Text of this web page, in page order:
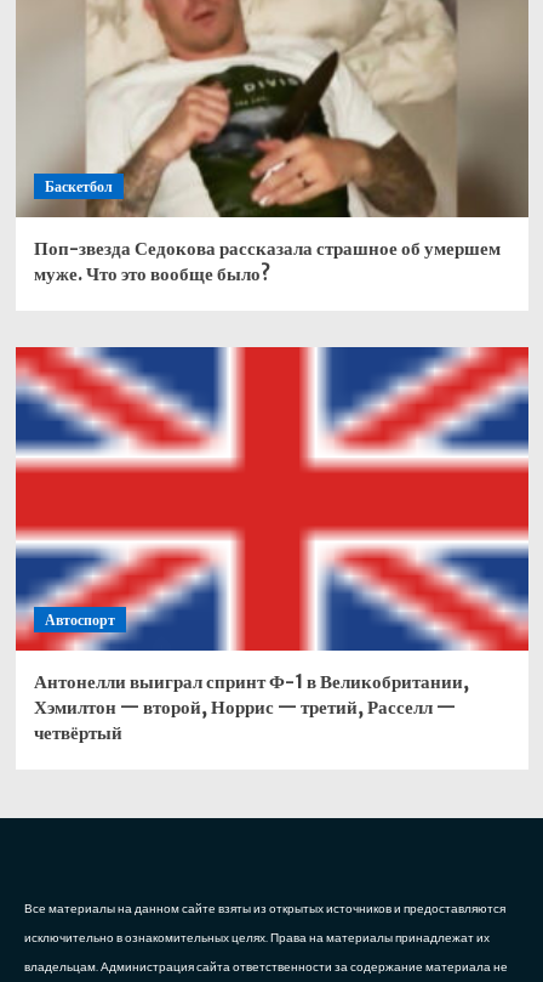
Баскетбол
Поп-звезда Седокова рассказала страшное об умершем
муже. Что это вообще было?
Автоспорт
Антонелли выиграл спринт Ф-1 в Великобритании,
Хэмилтон — второй, Норрис — третий, Расселл —
четвёртый
Все материалы на данном сайте взяты из открытых источников и предоставляются
исключительно в ознакомительных целях. Права на материалы принадлежат их
владельцам. Администрация сайта ответственности за содержание материала не